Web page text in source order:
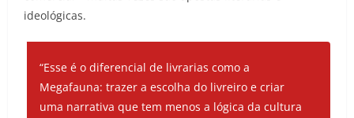
ideológicas.
“Esse é o diferencial de livrarias como a
Megafauna: trazer a escolha do livreiro e criar
uma narrativa que tem menos a lógica da cultura